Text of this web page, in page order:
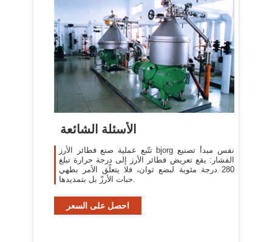
الأسئلة الشائعة
تتّبع عملية صنع فطائر الأرز bjorg نفس مبدأ تصنيع
الفشار: يقع تعريض فطائر الأرز إلى درجة حرارة تبلغ
280 درجة مئوية لبضع ثوان، فلا يتعلّق الأمر بطهي
حبات الأرزّ بل بتمديدها.
احصل على السعر